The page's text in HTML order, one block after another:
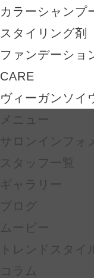
カラーシャンプ
スタイリング剤
ファンデーショ
CARE
ヴィーガンソイ
メニュー
サロンインフォ
スタッフ一覧
ギャラリー
ブログ
ムービー
トレンドスタイ
コラム